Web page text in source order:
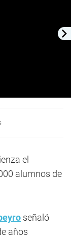
el
alumnos de
señaló
años